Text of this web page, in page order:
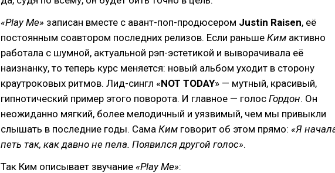
«Play Me» записан вместе с авант-поп-продюсером Justin Raisen, её
постоянным соавтором последних релизов. Если раньше Ким активно
работала с шумной, актуальной рэп-эстетикой и выворачивала её
наизнанку, то теперь курс меняется: новый альбом уходит в сторону
краутроковых ритмов. Лид-сингл «NOT TODAY» — мутный, красивый,
гипнотический пример этого поворота. И главное — голос Гордон. Он
неожиданно мягкий, более мелодичный и уязвимый, чем мы привыкли
слышать в последние годы. Сама Ким говорит об этом прямо: «Я
петь так, как давно не пела. Появился другой голос».
Так Ким описывает звучание «Play Me»: